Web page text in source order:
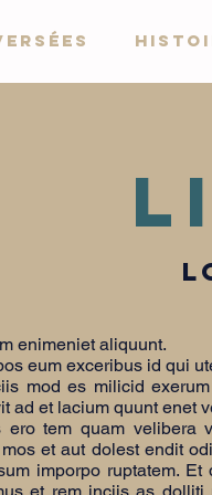
enimeniet aliquunt.
eum exceribus id qui
mod es milicid
ad et lacium quunt enet
ero tem quam velibera
et aut dolest endit
imporpo ruptatem.